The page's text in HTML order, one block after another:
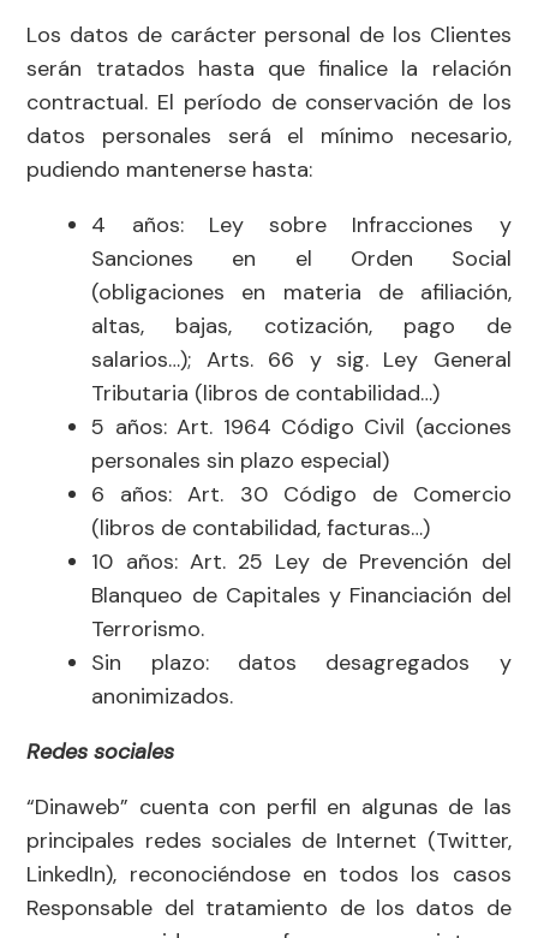
Los datos de carácter personal de los Clientes
serán tratados hasta que finalice la relación
contractual. El período de conservación de los
datos personales será el mínimo necesario,
pudiendo mantenerse hasta:
4 años: Ley sobre Infracciones y
Sanciones en el Orden Social
(obligaciones en materia de afiliación,
altas, bajas, cotización, pago de
salarios…); Arts. 66 y sig. Ley General
Tributaria (libros de contabilidad…)
5 años: Art. 1964 Código Civil (acciones
personales sin plazo especial)
6 años: Art. 30 Código de Comercio
(libros de contabilidad, facturas…)
10 años: Art. 25 Ley de Prevención del
Blanqueo de Capitales y Financiación del
Terrorismo.
Sin plazo: datos desagregados y
anonimizados.
Redes sociales
“Dinaweb” cuenta con perfil en algunas de las
principales redes sociales de Internet (Twitter,
LinkedIn), reconociéndose en todos los casos
Responsable del tratamiento de los datos de